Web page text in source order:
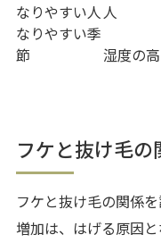
なりやすい人人
なりやすい季
節
湿度の
フケと抜け毛の
フケと抜け毛の関係
増加は、はげる原因